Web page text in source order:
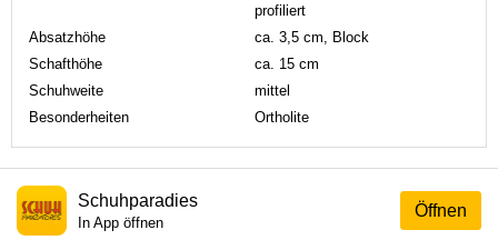
profiliert
Absatzhöhe
ca. 3,5 cm, Block
Schafthöhe
ca. 15 cm
Schuhweite
mittel
Besonderheiten
Ortholite
Öffnen
Schuhparadies
In App öffnen